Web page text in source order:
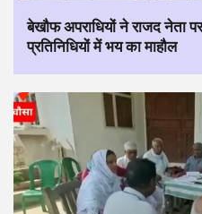
बेखौफ अपराधियों ने राजद नेता
प्रतिनिधियों में भय का माहौल